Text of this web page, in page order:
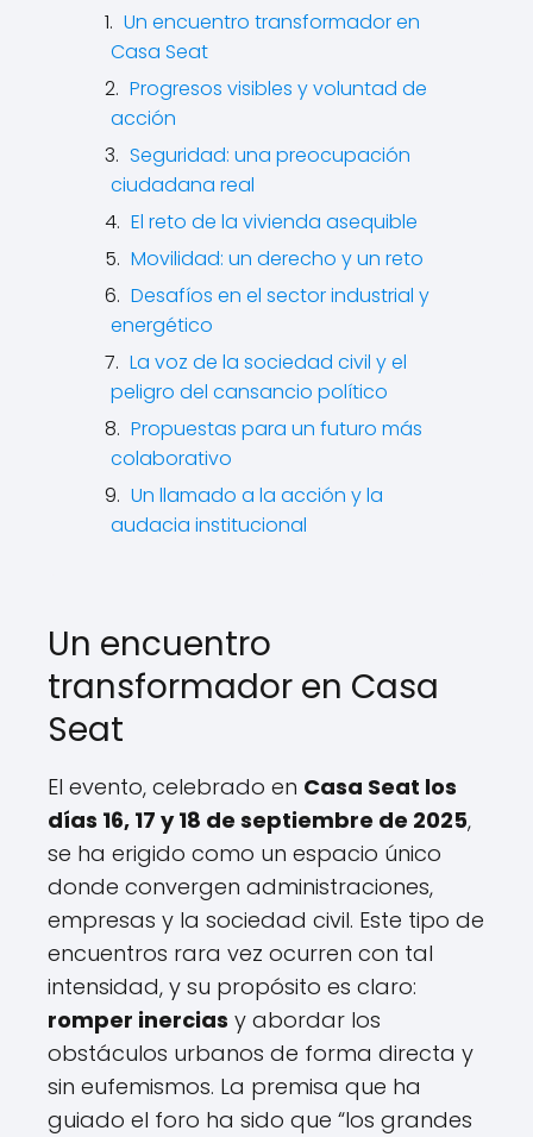
Un encuentro transformador en
Casa Seat
Progresos visibles y voluntad de
acción
Seguridad: una preocupación
ciudadana real
El reto de la vivienda asequible
Movilidad: un derecho y un reto
Desafíos en el sector industrial y
energético
La voz de la sociedad civil y el
peligro del cansancio político
Propuestas para un futuro más
colaborativo
Un llamado a la acción y la
audacia institucional
Un encuentro
transformador en Casa
Seat
El evento, celebrado en Casa Seat los
días 16, 17 y 18 de septiembre de 2025,
se ha erigido como un espacio único
donde convergen administraciones,
empresas y la sociedad civil. Este tipo de
encuentros rara vez ocurren con tal
intensidad, y su propósito es claro:
romper inercias y abordar los
obstáculos urbanos de forma directa y
sin eufemismos. La premisa que ha
guiado el foro ha sido que “los grandes